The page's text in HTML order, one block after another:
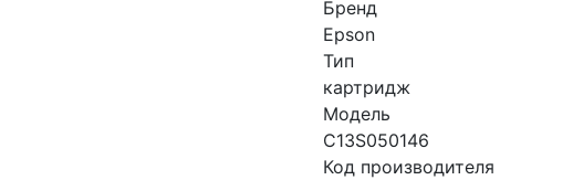
Бренд
Epson
Тип
картридж
Модель
C13S050146
Код производителя